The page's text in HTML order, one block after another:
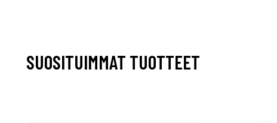
SUOSITUIMMAT TUOTTEET